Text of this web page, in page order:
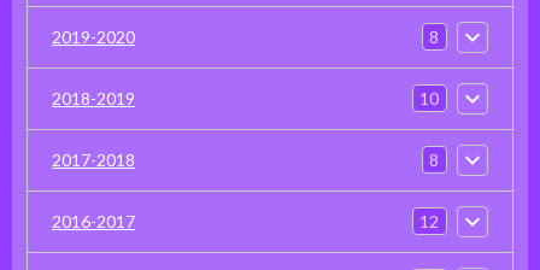
2019-2020 8
2018-2019 10
2017-2018 8
2016-2017 12